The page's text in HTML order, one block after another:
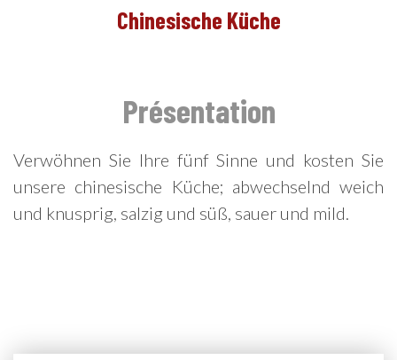
Chinesische Küche
Présentation
Verwöhnen Sie Ihre fünf Sinne und kosten Sie
unsere chinesische Küche; abwechselnd weich
und knusprig, salzig und süß, sauer und mild.